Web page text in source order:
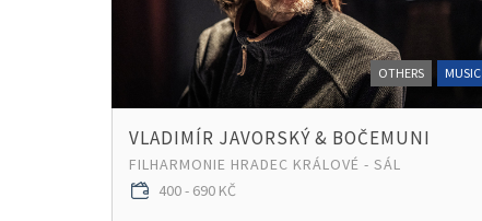
OTHERS MUSIC
VLADIMÍR JAVORSKÝ & BOČEMUNI
FILHARMONIE HRADEC KRÁLOVÉ - SÁL
400 - 690 KČ